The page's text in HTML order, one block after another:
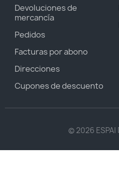
Devoluciones de
mercancía
Pedidos
Facturas por abono
Direcciones
Cupones de descuento
© 2026 ESPAI